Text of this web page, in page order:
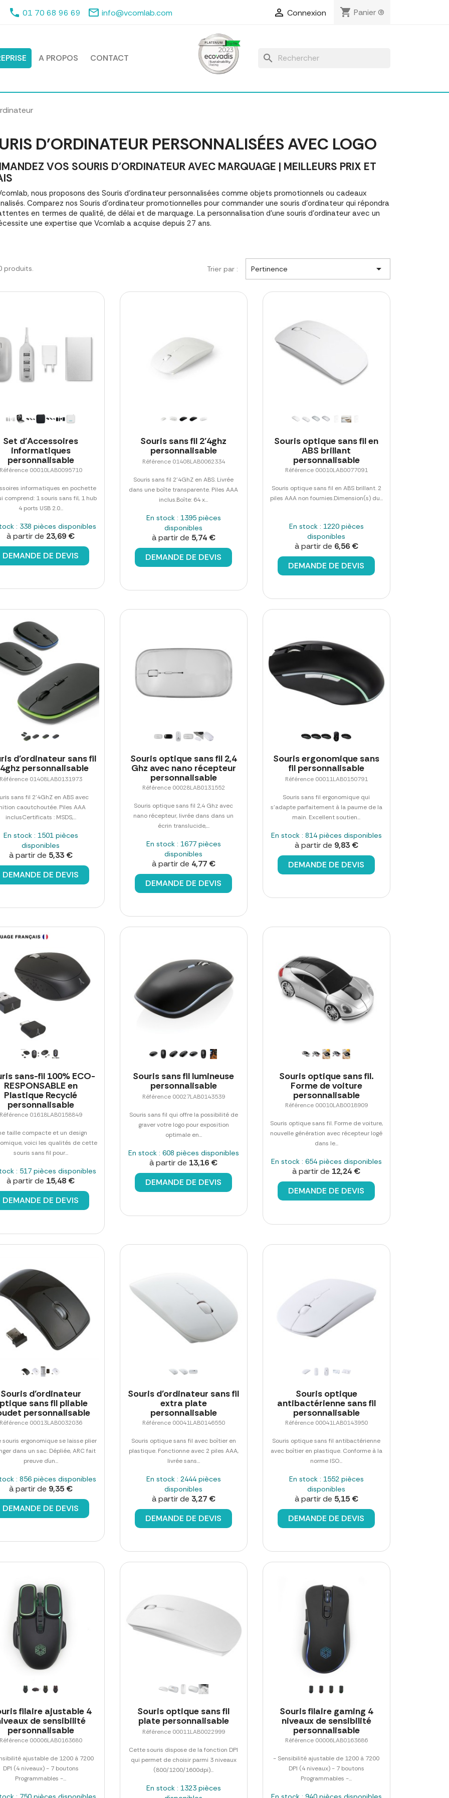
phone 01 70 68 96 69 mail_outline info@vcomlab.com  Connexion shopping_cart Panier(0)
A PROPOS CONTACT search
D'ORDINATEUR PERSONNALISÉES AVEC LOGO
VOS SOURIS D'ORDINATEUR AVEC MARQUAGE | MEILLEURS PRIX ET
nous proposons des Souris d'ordinateur personnalisées comme objets promotionnels ou cadeaux
Comparez nos Souris d'ordinateur promotionnelles pour commander une souris d'ordinateur qui répondra
en termes de qualité, de délai et de marquage. La personnalisation d'une souris d'ordinateur avec un
une expertise que Vcomlab a acquise depuis 27 ans.
produits. Trier par : Pertinence 
Set d'Accessoires
informatiques
personnalisable
00010LAB0095710
informatiques en pochette
comprend: 1 souris sans fil, 1 hub
4 ports USB 2.0...
: 338 pièces disponibles
à partir de 23,69 €
DEMANDE DE DEVIS
Souris sans fil 2'4ghz
personnalisable
Référence 01408LAB0062334
Souris sans fil 2'4GhZ en ABS. Livrée
dans une boîte transparente. Piles AAA
inclus.Boîte: 64 x...
En stock : 1395 pièces
disponibles
à partir de 5,74 €
DEMANDE DE DEVIS
Souris optique sans fil en
ABS brillant
personnalisable
Référence 00010LAB0077091
Souris optique sans fil en ABS brillant. 2
piles AAA non fournies.Dimension(s) du...
En stock : 1220 pièces
disponibles
à partir de 6,56 €
DEMANDE DE DEVIS
d'ordinateur sans fil
personnalisable
01408LAB0131973
sans fil 2'4GhZ en ABS avec
caoutchoutée. Piles AAA
inclusCertificats : MSDS,...
En stock : 1501 pièces
disponibles
à partir de 5,33 €
DEMANDE DE DEVIS
Souris optique sans fil 2,4
Ghz avec nano récepteur
personnalisable
Référence 00028LAB0131552
Souris optique sans fil 2,4 Ghz avec
nano récepteur, livrée dans dans un
écrin translucide,...
En stock : 1677 pièces
disponibles
à partir de 4,77 €
DEMANDE DE DEVIS
Souris ergonomique sans
fil personnalisable
Référence 00011LAB0150791
Souris sans fil ergonomique qui
s'adapte parfaitement à la paume de la
main. Excellent soutien...
En stock : 814 pièces disponibles
à partir de 9,83 €
DEMANDE DE DEVIS
sans-fil 100% ECO-
RESPONSABLE en
Plastique Recyclé
personnalisable
01618LAB0158849
taille compacte et un design
voici les qualités de cette
souris sans fil pour...
: 517 pièces disponibles
à partir de 15,48 €
DEMANDE DE DEVIS
Souris sans fil lumineuse
personnalisable
Référence 00027LAB0143539
Souris sans fil qui offre la possibilité de
graver votre logo pour exposition
optimale en...
En stock : 608 pièces disponibles
à partir de 13,16 €
DEMANDE DE DEVIS
Souris optique sans fil.
Forme de voiture
personnalisable
Référence 00010LAB0018909
Souris optique sans fil. Forme de voiture,
nouvelle génération avec récepteur logé
dans le...
En stock : 654 pièces disponibles
à partir de 12,24 €
DEMANDE DE DEVIS
Souris d'ordinateur
sans fil pliable
personnalisable
00013LAB0032036
ergonomique se laisse plier
dans un sac. Dépliée, ARC fait
preuve d´un...
: 856 pièces disponibles
à partir de 9,35 €
DEMANDE DE DEVIS
Souris d'ordinateur sans fil
extra plate
personnalisable
Référence 00041LAB0146550
Souris optique sans fil avec boîtier en
plastique. Fonctionne avec 2 piles AAA,
livrée sans...
En stock : 2444 pièces
disponibles
à partir de 3,27 €
DEMANDE DE DEVIS
Souris optique
antibactérienne sans fil
personnalisable
Référence 00041LAB0143950
Souris optique sans fil antibactérienne
avec boîtier en plastique. Conforme à la
norme ISO...
En stock : 1552 pièces
disponibles
à partir de 5,15 €
DEMANDE DE DEVIS
filaire ajustable 4
de sensibilité
personnalisable
00006LAB0163680
ajustable de 1200 à 7200
DPI (4 niveaux) - 7 boutons
Programmables -...
Souris optique sans fil
plate personnalisable
Référence 00011LAB0022999
Cette souris dispose de la fonction DPI
qui permet de choisir parmi 3 niveaux
(800/1200/1600dpi)...
En stock : 1323 pièces
Souris filaire gaming 4
niveaux de sensibilité
personnalisable
Référence 00006LAB0163686
- Sensibilité ajustable de 1200 à 7200
DPI (4 niveaux) - 7 boutons
Programmables -...